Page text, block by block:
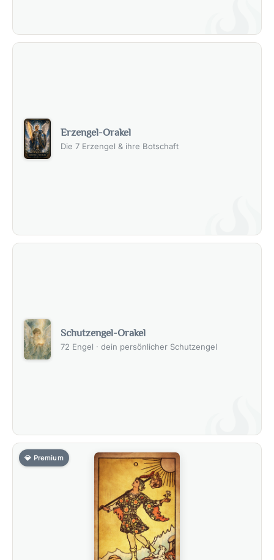
Erzengel-Orakel
Die 7 Erzengel & ihre Botschaft
Schutzengel-Orakel
72 Engel · dein persönlicher Schutzengel
💎 Premium